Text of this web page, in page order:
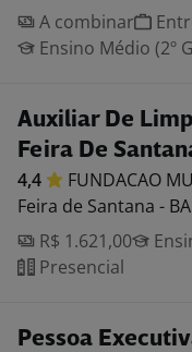
A combinar
Ensino Médio (2º
Auxiliar De
Feira De
4,4 FUNDACAO
Feira de Santana - BA
R$ 1.621,00
Presencial
Pessoa